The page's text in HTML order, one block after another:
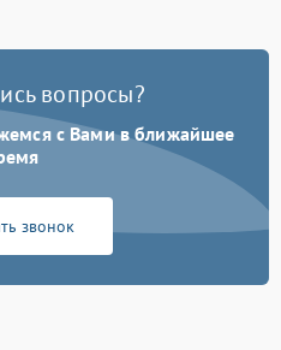
вопросы?
с Вами в ближайшее
звонок